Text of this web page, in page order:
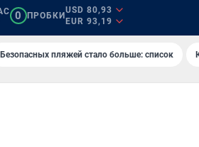
0 ПРОБКИ
USD 80,93
EUR 93,19
Безопасных пляжей стало больше: список